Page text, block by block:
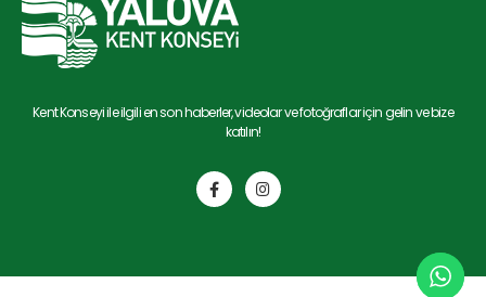
Kent Konseyi ile ilgili en son haberler, videolar ve fotoğraflar için gelin ve bize
katılın!